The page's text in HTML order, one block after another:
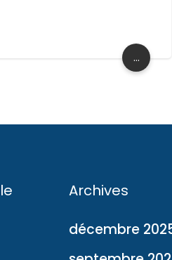
...
Archives
décembre